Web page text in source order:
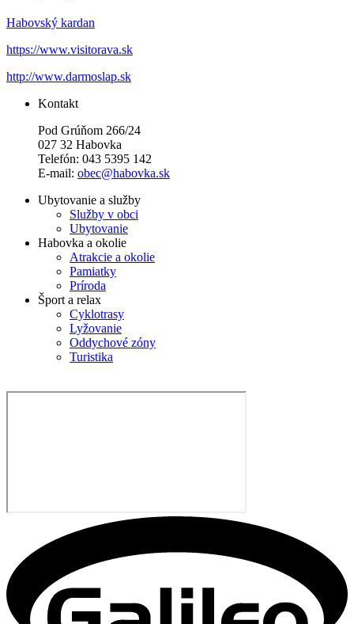
Habovský kardan
https://www.visitorava.sk
http://www.darmoslap.sk
Kontakt
Pod Grúňom 266/24
027 32 Habovka
Telefón: 043 5395 142
E-mail: obec@habovka.sk
Ubytovanie a služby
Služby v obci
Ubytovanie
Habovka a okolie
Atrakcie a okolie
Pamiatky
Príroda
Šport a relax
Cyklotrasy
Lyžovanie
Oddychové zóny
Turistika